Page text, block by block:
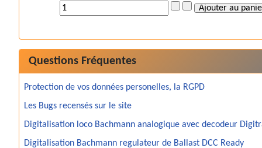
Questions Fréquentes
Protection de vos données personelles, la RGPD
Les Bugs recensés sur le site
Digitalisation loco Bachmann analogique avec decodeur
Digitalisation Bachmann regulateur de Ballast DCC Ready